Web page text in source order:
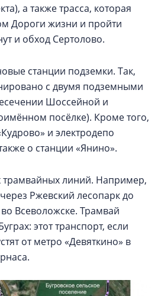
а также трасса, которая
Дороги жизни и пройти
и обход Сертолово.
станции подземки. Так,
с двумя подземными
Шоссейной и
посёлке). Кроме того,
и электродепо
о станции «Янино».
трамвайных линий. Например,
Ржевский лесопарк до
Всеволожске. Трамвай
этот транспорт, если
от метро «Девяткино» в